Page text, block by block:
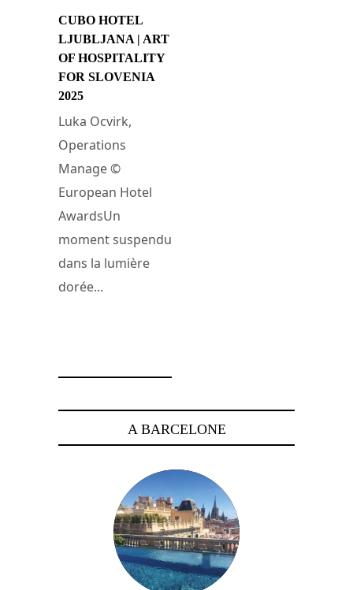
CUBO HOTEL
LJUBLJANA | ART
OF HOSPITALITY
FOR SLOVENIA
2025
Luka Ocvirk,
Operations
Manage ©
European Hotel
AwardsUn
moment suspendu
dans la lumière
dorée...
A BARCELONE